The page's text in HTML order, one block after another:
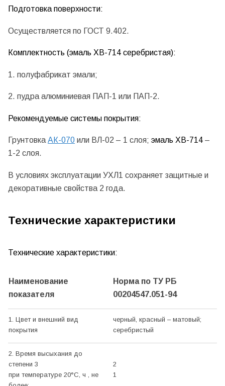
Подготовка поверхности:
Осуществляется по ГОСТ 9.402.
Комплектность (эмаль ХВ-714 серебристая):
1. полуфабрикат эмали;
2. пудра алюминиевая ПАП-1 или ПАП-2.
Рекомендуемые системы покрытия:
ГрунтовкаАК-070 или ВЛ-02 – 1 слоя; эмаль ХВ-714 –
1-2 слоя.
В условиях эксплуатации УХЛ1 сохраняет защитные и
декоративные свойства 2 года.
Технические характеристики
Технические характеристики:
Наименование
показателя
Норма по ТУ РБ
00204547.051-94
1. Цвет и внешний вид
покрытия
черный, красный – матовый;
серебристый
2. Время высыхания до
степени 3
при температуре 20°С, ч , не
2
1